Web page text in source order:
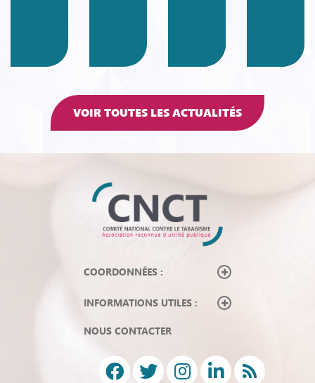
VOIR TOUTES LES ACTUALITÉS
COORDONNÉES :
INFORMATIONS UTILES :
NOUS CONTACTER